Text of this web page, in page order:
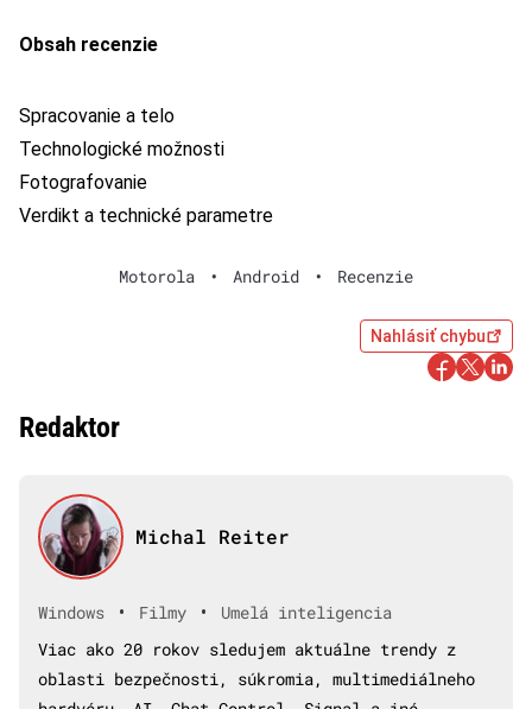
Obsah recenzie
Spracovanie a telo
Technologické možnosti
Fotografovanie
Verdikt a technické parametre‎
Motorola • Android • Recenzie
Nahlásiť chybu
Redaktor
Michal Reiter
Windows • Filmy •
Umelá inteligencia
Viac ako 20 rokov sledujem aktuálne trendy z
oblasti bezpečnosti, súkromia, multimediálneho